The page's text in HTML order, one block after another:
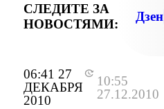
06:41 27
ДЕКАБРЯ
2010
10:55
27.12.2010
СЛЕДИТЕ ЗА
НОВОСТЯМИ:
Дзен